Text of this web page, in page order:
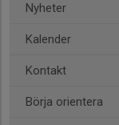
Nyheter
Kalender
Kontakt
Börja orientera